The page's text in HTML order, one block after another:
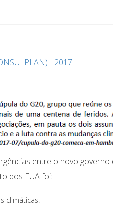
- 2017
entre o novo governo
dos EUA foi:
climáticas.